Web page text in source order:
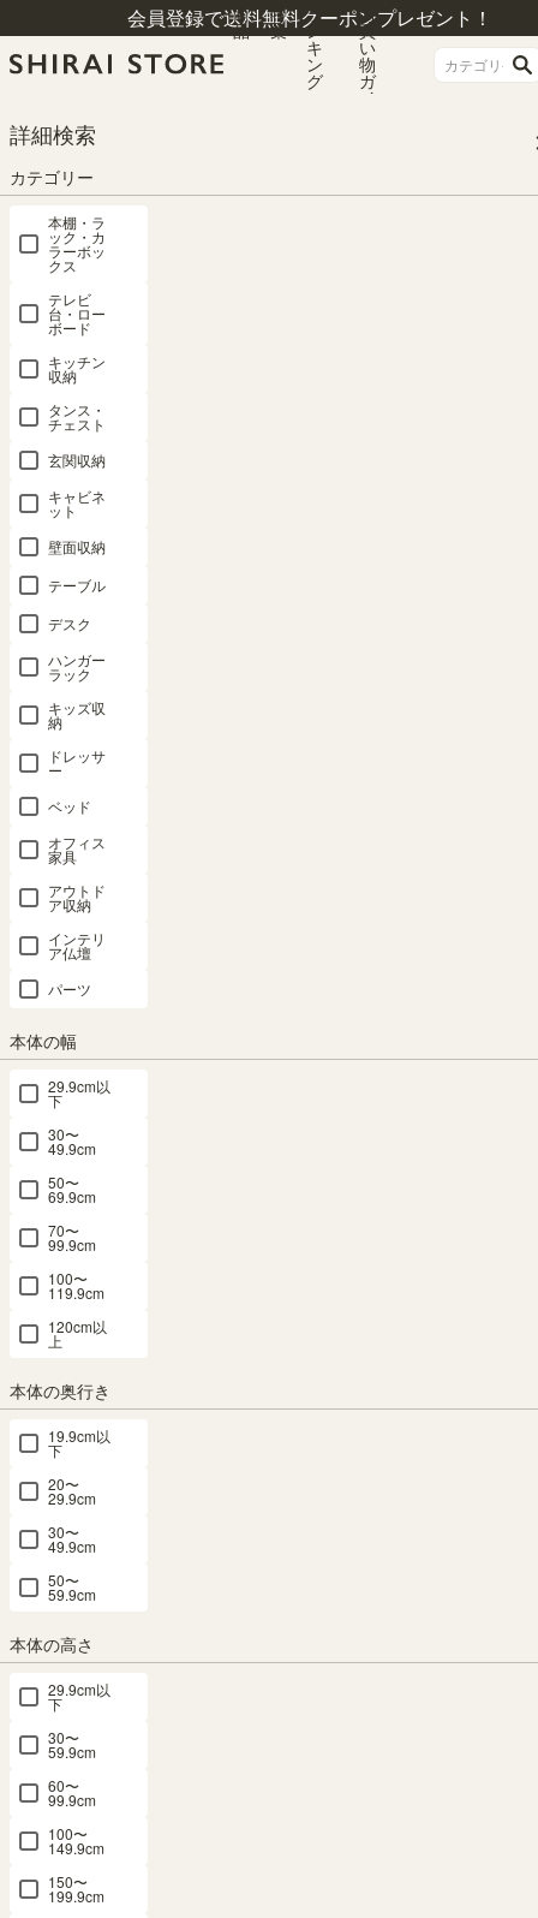
会員登録で送料無料クーポンプレゼント！
商
品
特
集
ラ
ン
キ
ン
グ
お
買
い
物
ガ
イ
詳細検索
カテゴリー
本棚・ラ
ック・カ
ラーボッ
クス
テレビ
台・ロー
ボード
キッチン
収納
タンス・
チェスト
玄関収納
キャビネ
ット
壁面収納
テーブル
デスク
ハンガー
ラック
キッズ収
納
ドレッサ
ー
ベッド
オフィス
家具
アウトド
ア収納
インテリ
ア仏壇
パーツ
本体の幅
29.9cm以
下
30〜
49.9cm
50〜
69.9cm
70〜
99.9cm
100〜
119.9cm
120cm以
上
本体の奥行き
19.9cm以
下
20〜
29.9cm
30〜
49.9cm
50〜
59.9cm
本体の高さ
29.9cm以
下
30〜
59.9cm
60〜
99.9cm
100〜
149.9cm
150〜
199.9cm
HOME カテゴリー
国産 壁面収納 テレビ台 幅150cm 高さ180cm ホワイト 白木目 65V型対応 巾木
よけ 配線穴 耐震ラッチ ダンパー付扉 リビング収納 ポルターレリビング POR-1
815TVWH
国産 壁面収納 テレビ台 幅150cm 高さ
180cm ホワイト 白木目 65V型対応 巾木よ
け 配線穴 耐震ラッチ ダンパー付扉 リビン
グ収納 ポルターレリビング POR-
1815TVWH
幅150.0 × 奥行41.6 × 高さ180.0（cm）サイズ詳細
ポルターレリビング
メルマガ or LINE登録で5%OFFクーポン進呈中！
→登録はこちらから
¥ 66,800
送料個別
カラー
ナチュラルブラウン
サイズ
幅：120cm